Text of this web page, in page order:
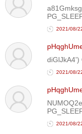
2021/08/
diGlJkA4')
2021/08/
2021/08/